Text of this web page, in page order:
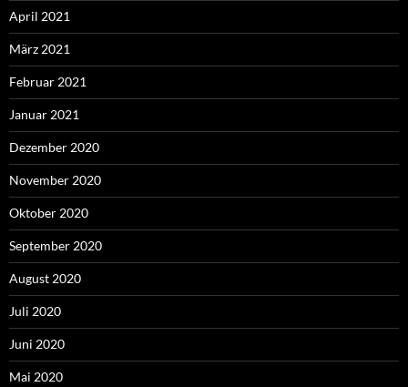
April 2021
März 2021
Februar 2021
Januar 2021
Dezember 2020
November 2020
Oktober 2020
September 2020
August 2020
Juli 2020
Juni 2020
Mai 2020